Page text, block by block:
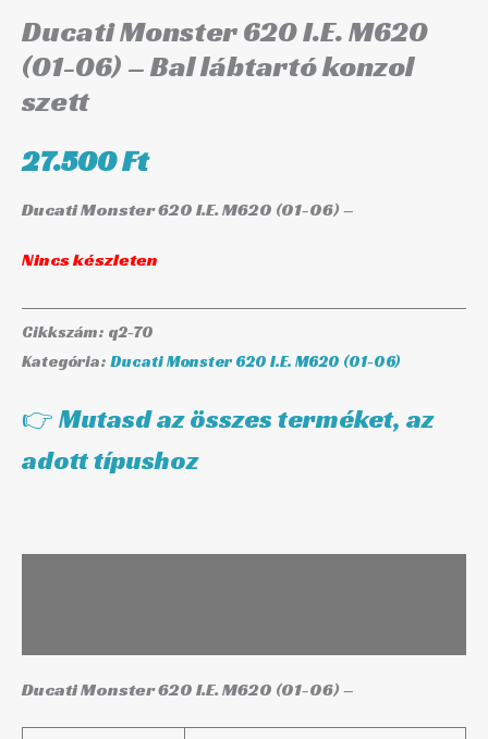
Ducati Monster 620 I.E. M620
(01-06) – Bal lábtartó konzol
szett
27.500Ft
Ducati Monster 620 I.E. M620 (01-06) –
Nincs készleten
Cikkszám: q2-70
Kategória: Ducati Monster 620 I.E. M620 (01-06)
👉 Mutasd az összes terméket, az
adott típushoz
Ducati Monster 620 I.E. M620 (01-06) –